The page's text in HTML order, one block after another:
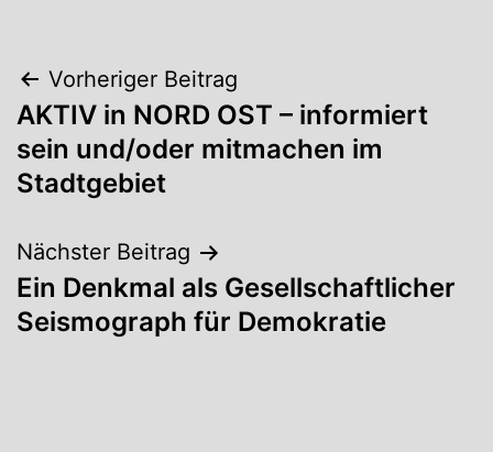
Beitragsnavigation
Vorheriger Beitrag
AKTIV in NORD OST – informiert
sein und/oder mitmachen im
Stadtgebiet
Nächster Beitrag
Ein Denkmal als Gesellschaftlicher
Seismograph für Demokratie